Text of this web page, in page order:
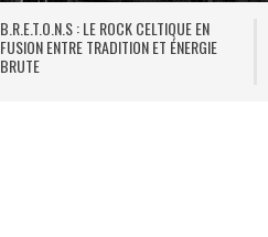
B.R.E.T.O.N.S : LE ROCK CELTIQUE EN
FUSION ENTRE TRADITION ET ÉNERGIE
BRUTE